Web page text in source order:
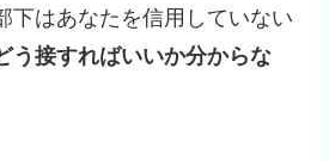
下はあなたを信用していない
う接すればいいか分からな